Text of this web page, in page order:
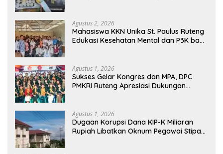
Agustus 2, 2026
Mahasiswa KKN Unika St. Paulus Ruteng
Edukasi Kesehatan Mental dan P3K bagi
Agustus 1, 2026
Sukses Gelar Kongres dan MPA, DPC
PMKRI Ruteng Apresiasi Dukungan
Agustus 1, 2026
Dugaan Korupsi Dana KIP-K Miliaran
Rupiah Libatkan Oknum Pegawai Stipas